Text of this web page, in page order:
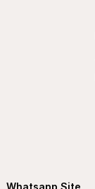
Whatsapp Site